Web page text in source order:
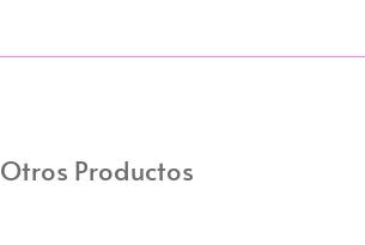
Otros Productos